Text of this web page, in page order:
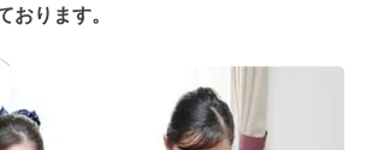
おります。